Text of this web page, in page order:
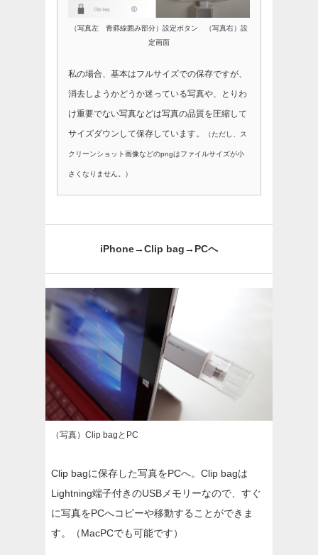
（写真左 青罫線囲み部分）設定ボタン （写真右）設
定画面
私の場合、基本はフルサイズでの保存ですが、
消去しようかどうか迷っている写真や、とりわ
け重要でない写真などは写真の品質を圧縮して
サイズダウンして保存しています。
（ただし、ス
クリーンショット画像などのpngはファイルサイズが小
さくなりません。）
iPhone→Clip bag→PCへ
（写真）Clip bagとPC
Clip bagに保存した写真をPCへ。Clip bagは
Lightning端子付きのUSBメモリーなので、すぐ
に写真をPCへコピーや移動することができま
す。
（MacPCでも可能です）